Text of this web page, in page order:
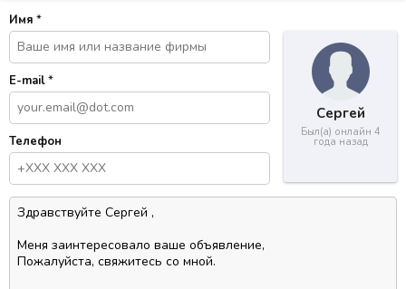
Сергей
Был(а) онлайн 4
года назад
Имя *
E-mail*
Телефон